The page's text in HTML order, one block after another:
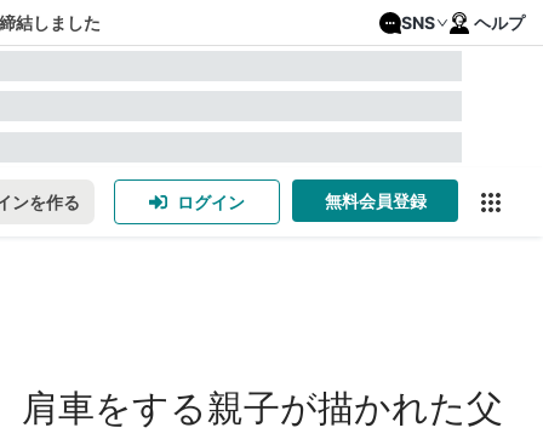
結しました SNS ヘルプ
ンを作る ログイン 無料会員登録
肩車をする親子が描かれた父